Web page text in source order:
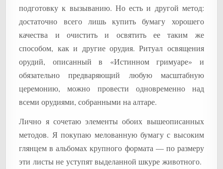
подготовку к вызыванию. Но есть и другой метод:
достаточно всего лишь купить бумагу хорошего
качества и очистить и освятить ее таким же
способом, как и другие орудия. Ритуал освящения
орудий, описанный в «Истинном гримуаре» и
обязательно предваряющий любую масштабную
церемонию, можно провести одновременно над
всеми орудиями, собранными на алтаре.
Лично я сочетаю элементы обоих вышеописанных
методов. Я покупаю мелованную бумагу с высоким
глянцем в альбомах крупного формата — по размеру
эти листы не уступят выделанной шкуре животного.